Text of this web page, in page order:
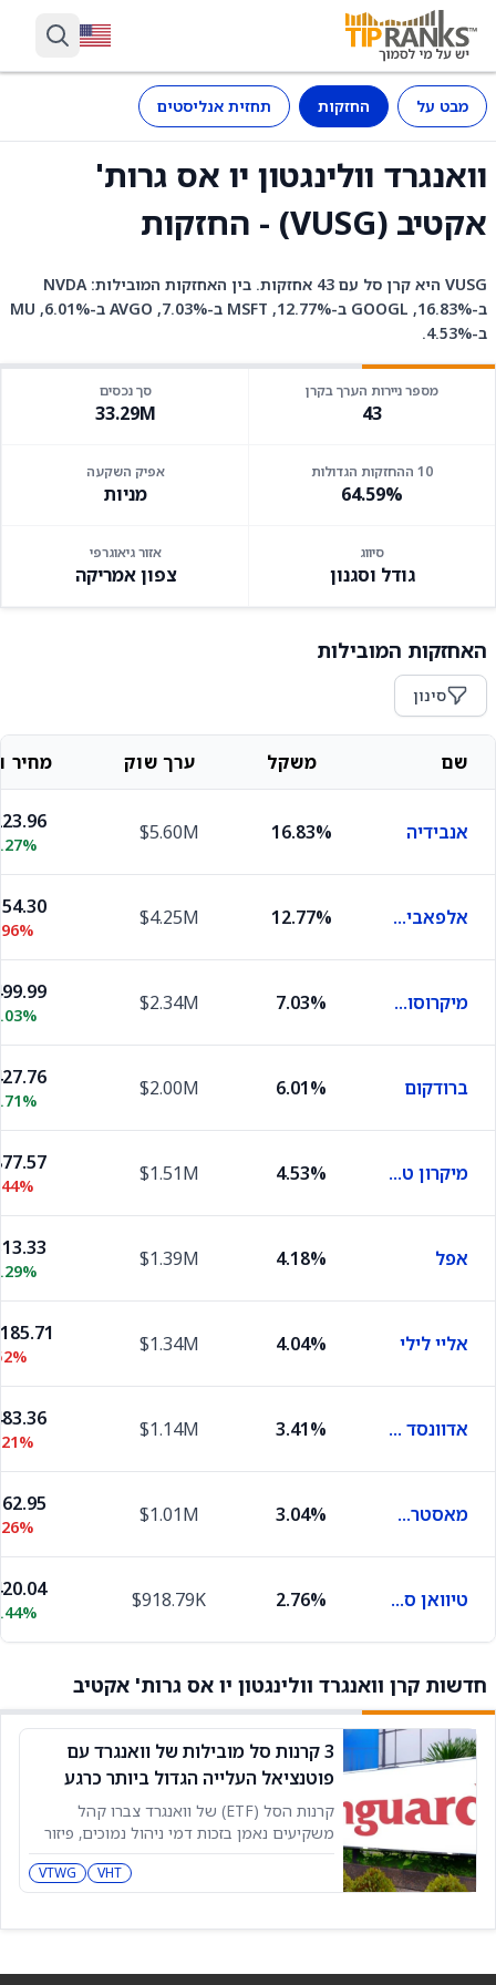
מבט על החזקות תחזית אנליסטים
וואנגרד וולינגטון יו אס גרות'
אקטיב (VUSG) - החזקות
VUSG היא קרן סל עם 43 אחזקות. בין האחזקות המובילות: NVDA
ב-16.83%, GOOGL ב-12.77%, MSFT ב-7.03%, AVGO ב-6.01%, MU
ב-4.53%.
מספר ניירות הערך בקרן
43
סך נכסים
33.29M
10 ההחזקות הגדולות
64.59%
אפיק השקעה
מניות
סיווג
גודל וסגנון
אזור גיאוגרפי
צפון אמריקה
האחזקות המובילות
סינון
שם משקל ערך שוק מחיר
אנבידיה 16.83%
$5.60M
אלפאבית A 12.77%
$4.25M
מיקרוסופט 7.03%
$2.34M
ברודקום 6.01%
$2.00M
מיקרון טכנולוג'י 4.53%
$1.51M
אפל 4.18%
$1.39M
אליי לילי 4.04%
$1.34M
אדוונסד מיקרו דיווייסז 3.41%
$1.14M
מאסטרקארד 3.04%
$1.01M
טיוואן סמיקונדקטור מניופקצ'רינג 2.76%
$918.79K
חדשות קרן וואנגרד וולינגטון יו אס גרות' אקטיב
3 קרנות סל מובילות של וואנגרד עם
פוטנציאל העלייה הגדול ביותר כרגע
קרנות הסל (ETF) של וואנגרד צברו קהל
משקיעים נאמן בזכות דמי ניהול נמוכים, פיזור
רחב וגישה ארוכת טווח ליצירת עושר. הרבה
משקיעים נמשכים למוצרים של וואנגרד כי הם
נותנים חשיפה לנושאים חשובים בשוק, בלי
VHT
VTWG